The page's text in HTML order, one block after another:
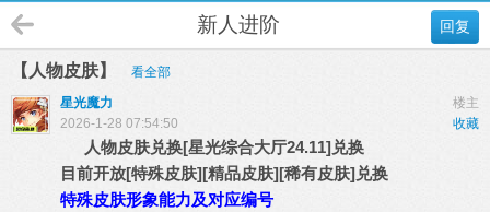
回复
新人进阶
【人物皮肤】
看全部
楼主
星光魔力
收藏
2026-1-28 07:54:50
人物皮肤兑换[星光综合大厅24.11]兑换
目前开放[特殊皮肤][精品皮肤][稀有皮肤]兑换
特殊皮肤形象能力及对应编号